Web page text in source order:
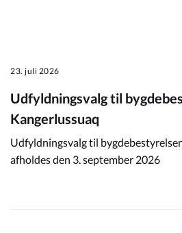
23. juli 2026
Udfyldningsvalg til
Kangerlussuaq
Udfyldningsvalg til
afholdes den 3. september 2026